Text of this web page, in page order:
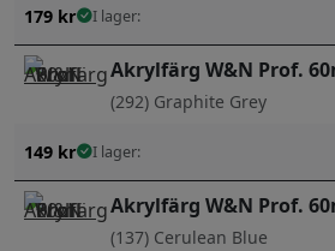
179 kr I lager:
Akrylfärg W&N Prof.
(292) Graphite Grey
149 kr I lager:
Akrylfärg W&N Prof.
(137) Cerulean Blue